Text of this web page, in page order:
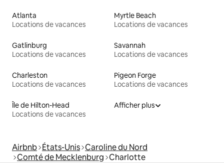
Atlanta
Locations de vacances
Myrtle Beach
Locations de vacances
Gatlinburg
Locations de vacances
Savannah
Locations de vacances
Charleston
Locations de vacances
Pigeon Forge
Locations de vacances
Île de Hilton-Head
Locations de vacances
Afficher plus
Airbnb États-Unis Caroline du Nord
Comté de Mecklenburg Charlotte